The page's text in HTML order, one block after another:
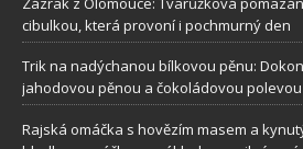
cibulkou, která provoní i pochmurný den
Trik na nadýchanou bílkovou pěnu:
jahodovou pěnou a čokoládovou polevou
Rajská omáčka s hovězím masem a